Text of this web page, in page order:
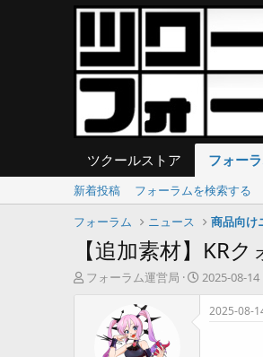
ツクールストア フォー
新着投稿
フォーラムを検索する
フォーラム
ニュース 商品向け
【追加素材】KR
T
フォーラム運営局
開
始
日
2025-08-14
2025-08-